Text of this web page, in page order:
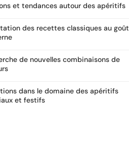
et tendances autour des apéritifs
des recettes classiques au goût
de nouvelles combinaisons de
dans le domaine des apéritifs
et festifs